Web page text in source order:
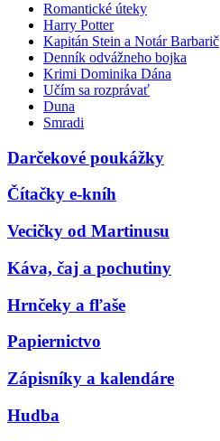
Romantické úteky
Harry Potter
Kapitán Stein a Notár Barbarič
Denník odvážneho bojka
Krimi Dominika Dána
Učím sa rozprávať
Duna
Smradi
Darčekové poukážky
Čítačky e-kníh
Vecičky od Martinusu
Káva, čaj a pochutiny
Hrnčeky a fľaše
Papiernictvo
Zápisníky a kalendáre
Hudba